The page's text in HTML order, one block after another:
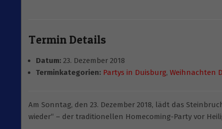
Termin Details
Datum: 23. Dezember 2018
Terminkategorien: Partys in Duisburg, Weihnachten
Am Sonntag, den 23. Dezember 2018, lädt das
wieder“ – der traditionellen Homecoming-Party vor